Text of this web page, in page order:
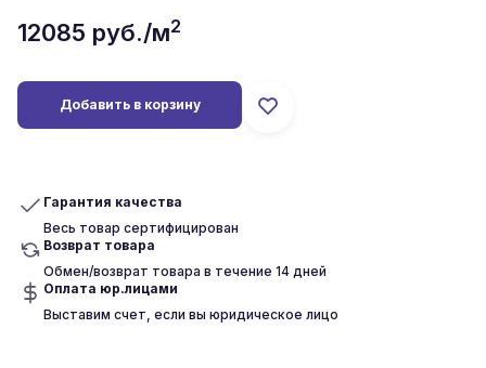
12085 руб./м2
Добавить в корзину
Гарантия качества
Весь товар сертифицирован
Возврат товара
Обмен/возврат товара в течение 14 дней
Оплата юр.лицами
Выставим счет, если вы юридическое лицо